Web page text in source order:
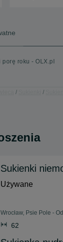
roku - OLX.pl
Sukienki
Używane
Wrocław, Psie Pole -
62